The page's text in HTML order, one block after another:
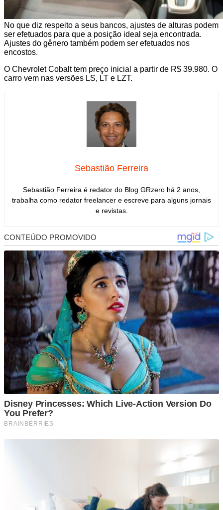
No que diz respeito a seus bancos, ajustes de alturas podem
ser efetuados para que a posição ideal seja encontrada.
Ajustes do gênero também podem ser efetuados nos
encostos.
O Chevrolet Cobalt tem preço inicial a partir de R$ 39.980. O
carro vem nas versões LS, LT e LZT.
Sebastião Ferreira
Sebastião Ferreira é redator do Blog GRzero há 2 anos,
trabalha como redator freelancer e escreve para alguns jornais
e revistas.